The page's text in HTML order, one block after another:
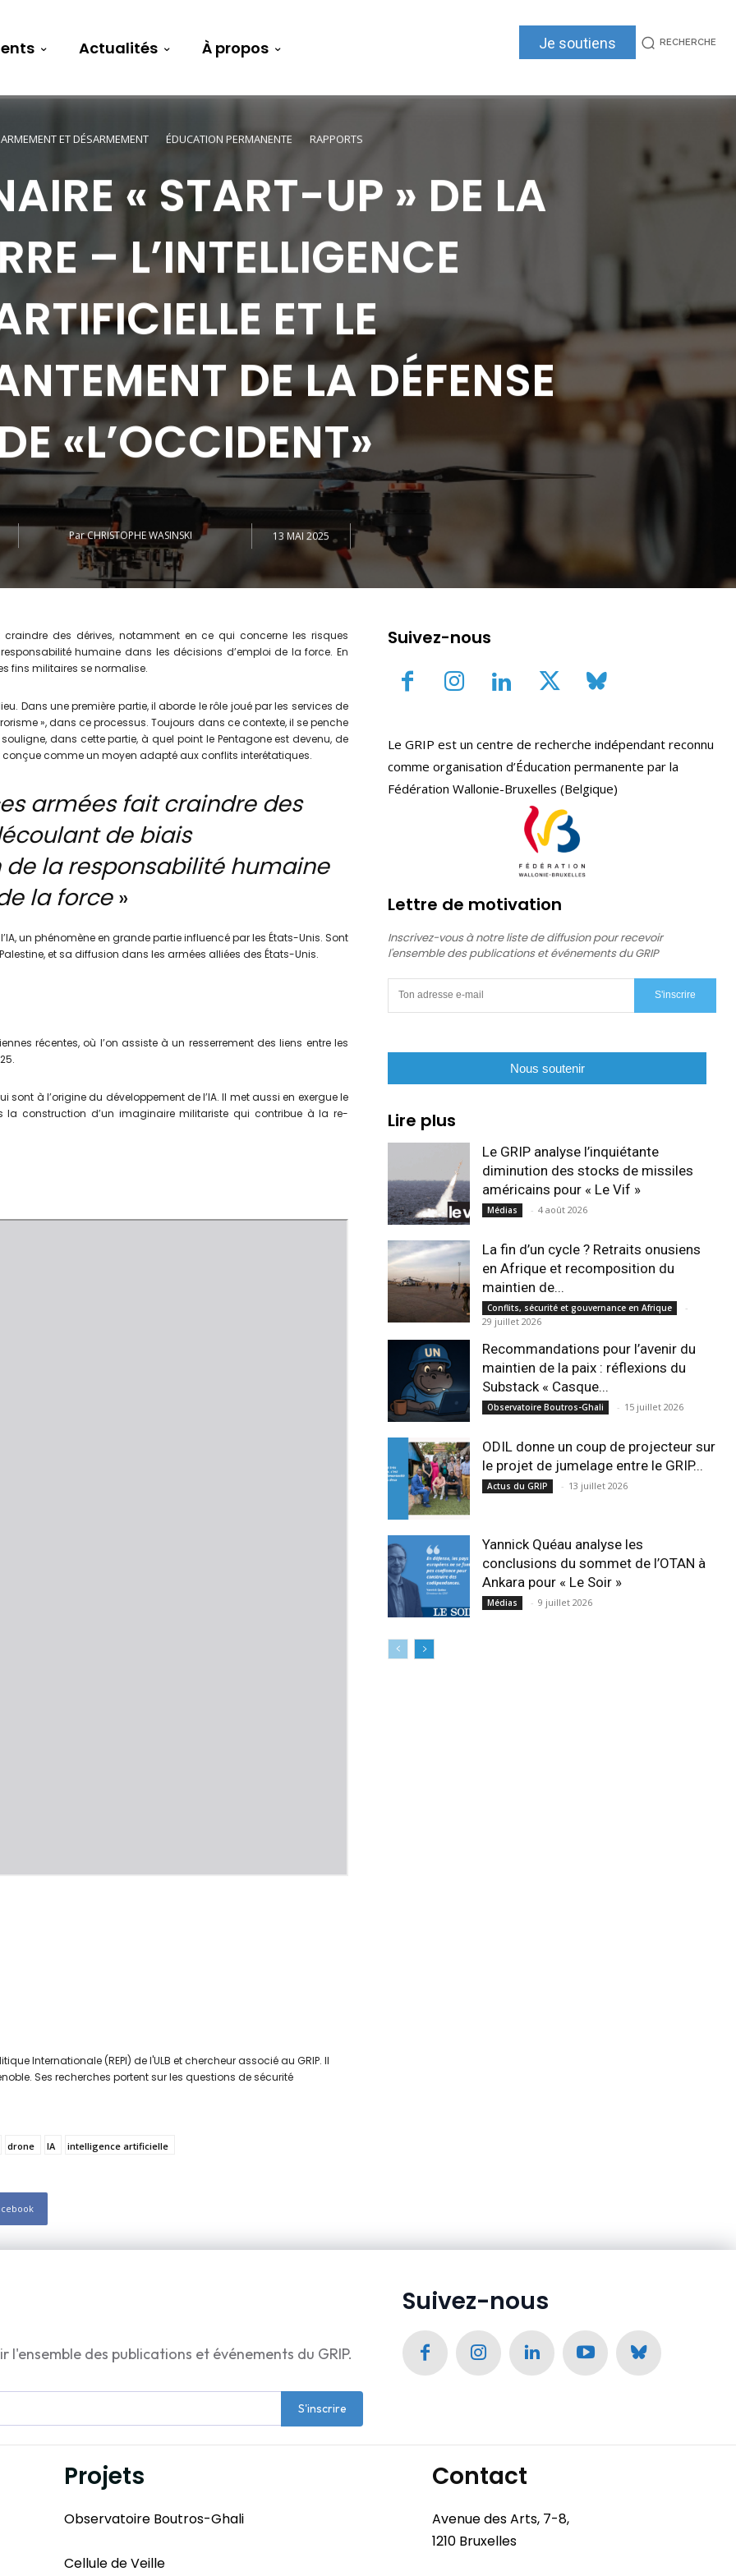
Actualités À propos Je soutiens RECHERCHE
ARMEMENT ET DÉSARMEMENT ÉDUCATION PERMANENTE RAPPORTS
« START-UP » DE LA
– L’INTELLIGENCE
ET LE
DE LA DÉFENSE
DE «L’OCCIDENT»
ParCHRISTOPHE WASINSKI 13 MAI 2025
des dérives, notamment en ce qui concerne les risques
humaine dans les décisions d’emploi de la force. En
fins militaires se normalise.
Dans une première partie, il aborde le rôle joué par les services de
», dans ce processus. Toujours dans ce contexte, il se penche
dans cette partie, à quel point le Pentagone est devenu, de
conçue comme un moyen adapté aux conflits interétatiques.
armées fait craindre des
de biais
de laresponsabilité humaine
la force»
un phénomène en grande partie influencé par les États-Unis. Sont
et sa diffusion dans les armées alliées des États-Unis.
récentes, où l’on assiste à un resserrement des liens entre les
à l’origine du développement de l’IA. Il met aussi en exergue le
construction d’un imaginaire militariste qui contribue à la re-
Internationale (REPI) de l'ULB et chercheur associé au GRIP. Il
Ses recherches portent sur les questions de sécurité
drone IA intelligence artificielle
Suivez-nous
Le GRIP est un centre de recherche indépendant reconnu
comme organisation d’Éducation permanente par la
Fédération Wallonie-Bruxelles (Belgique)
Lettre de motivation
Inscrivez-vous à notre liste de diffusion pour recevoir
l'ensemble des publications et événements du GRIP
S'inscrire
Nous soutenir
Lire plus
Le GRIP analyse l’inquiétante
diminution des stocks de missiles
américains pour « Le Vif »
Médias - 4 août 2026
La fin d’un cycle ? Retraits onusiens
en Afrique et recomposition du
maintien de...
Conflits, sécurité et gouvernance en Afrique
-
29 juillet 2026
Recommandations pour l’avenir du
maintien de la paix : réflexions du
Substack « Casque...
Observatoire Boutros-Ghali - 15 juillet 2026
ODIL donne un coup de projecteur sur
le projet de jumelage entre le GRIP...
Actus du GRIP - 13 juillet 2026
Yannick Quéau analyse les
conclusions du sommet de l’OTAN à
Ankara pour « Le Soir »
Médias - 9 juillet 2026
des publications et événements du GRIP.
S'inscrire
Suivez-nous
Projets
Observatoire Boutros-Ghali
Cellule de Veille
Contact
Avenue des Arts, 7-8,
1210 Bruxelles